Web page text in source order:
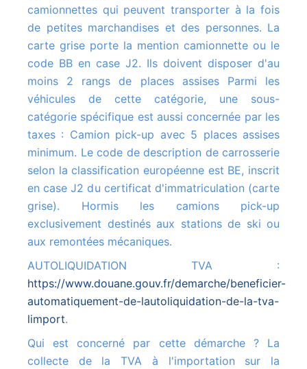
camionnettes qui peuvent transporter à la fois
de petites marchandises et des personnes. La
carte grise porte la mention camionnette ou le
code BB en case J2. Ils doivent disposer d'au
moins 2 rangs de places assises Parmi les
véhicules de cette catégorie, une sous-
catégorie spécifique est aussi concernée par les
taxes : Camion pick-up avec 5 places assises
minimum. Le code de description de carrosserie
selon la classification européenne est BE, inscrit
en case J2 du certificat d'immatriculation (carte
grise). Hormis les camions pick-up
exclusivement destinés aux stations de ski ou
aux remontées mécaniques.
AUTOLIQUIDATION TVA :
https://www.douane.gouv.fr/demarche/beneficier-
automatiquement-de-lautoliquidation-de-la-tva-
limport.
Qui est concerné par cette démarche ? La
collecte de la TVA à l'importation sur la